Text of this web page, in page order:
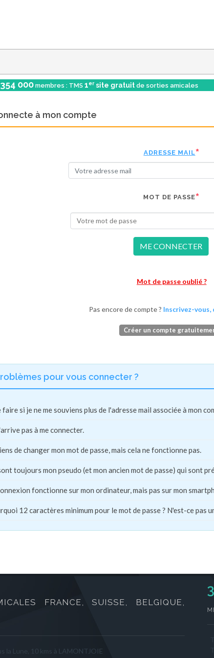
354 000 membres : TMS 1er site gratuit de sorties amicales
à mon compte
ADRESSE MAIL
MOT DE PASSE
ME CONNECTER
Mot de passe oublié ?
Pas encore de compte ? Inscrivez-
Créer un compte
pour vous connecter ?
faire si je ne me souviens plus de l'adresse mail associée à mon
pas à me connecter.
de changer mon mot de passe, mais cela ne fonctionne pas.
toujours mon pseudo (et mon ancien mot de passe) qui sont
fonctionne sur mon ordinateur, mais pas sur mon
12 caractères minimum pour le mot de passe ? N'est-ce pas
FRANCE, SUISSE, BELGIQUE,
la Lune, 10 kms à LAMONTJOIE